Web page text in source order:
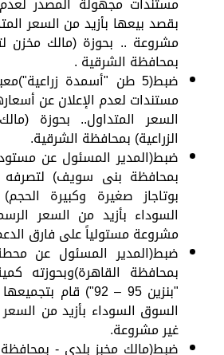
بقصد بيعها بأزيد من السعر
مشروعة .. بحوزة (مالك مخزن
بمحافظة الشرقية .
ضبط(5 طن "أسمدة
مستندات لعدم الإعلان عن
السعر المتداول.. بحوزة
الزراعية) بمحافظة الشرقية.
ضبط(المدير المسئول عن
بوتاجاز صغيرة وكبيرة
السوداء بأزيد من السعر
مشروعة مستولياً على فارق
ضبط(المدير المسئول عن
"بنزين 95 – 92") قام
السوق السوداء بأزيد من
غير مشروعة.